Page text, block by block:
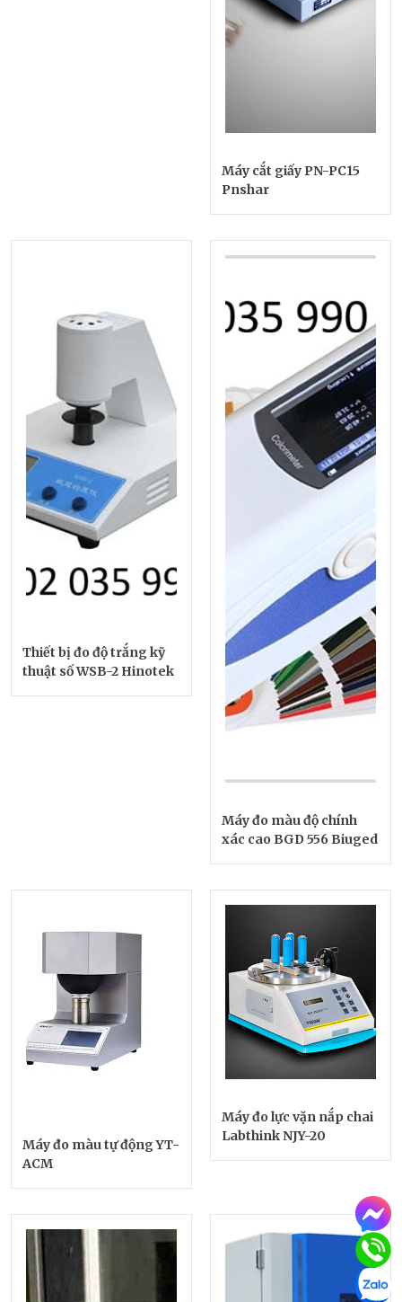
Máy cắt giấy PN-PC15
Pnshar
Thiết bị đo độ trắng kỹ
thuật số WSB-2 Hinotek
Máy đo màu độ chính
xác cao BGD 556 Biuged
Máy đo màu tự động YT-
ACM
Máy đo lực vặn nắp chai
Labthink NJY-20